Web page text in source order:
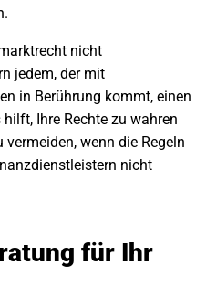
nicht
jedem, der mit
in Berührung kommt, einen
Ihre Rechte zu wahren
wenn die Regeln
nicht
für Ihr